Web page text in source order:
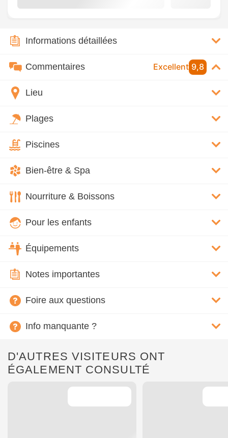
Informations détaillées
Commentaires Excellent 9,8
Lieu
Plages
Piscines
Bien-être & Spa
Nourriture & Boissons
Pour les enfants
Équipements
Notes importantes
Foire aux questions
Info manquante ?
D'AUTRES VISITEURS ONT
ÉGALEMENT CONSULTÉ